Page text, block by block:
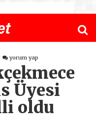
yorum yap
Üyesi
oldu